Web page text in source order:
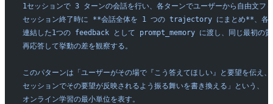
1セッションで 3 ターンの会話を行い、各ターンでユーザーから自由文フ
セッション終了時に **会話全体を 1 つの trajectory にまとめ**、各タ
連結した1つの feedback として prompt_memory に渡し、同じ最初の質
再応答して挙動の差を観察する。
このパターンは「ユーザーがその場で『こう答えてほしい』と要望を伝え
セッションでその要望が反映されるよう振る舞いを書き換える」という、
オンライン学習の最小単位を表す。